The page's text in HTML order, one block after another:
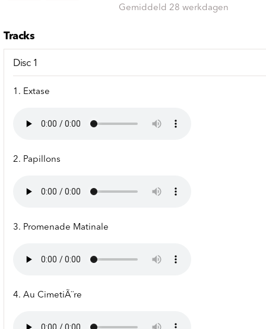
Gemiddeld 28 werkdagen
Tracks
Disc 1
1. Extase
2. Papillons
3. Promenade Matinale
4. Au CimetiÃ¨re